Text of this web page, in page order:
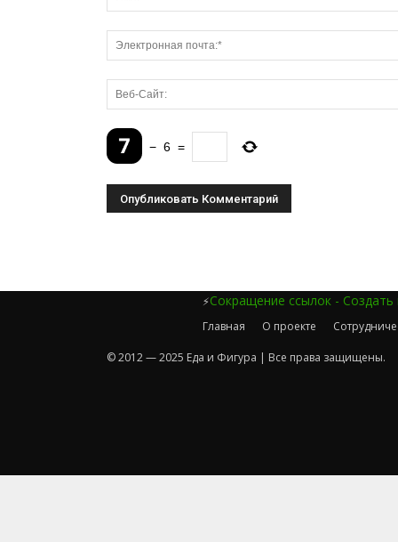
− 6 =
⚡Сокращение ссылок - Создать
Главная О проекте
© 2012 — 2025 Еда и Фигура | Все права защищены.